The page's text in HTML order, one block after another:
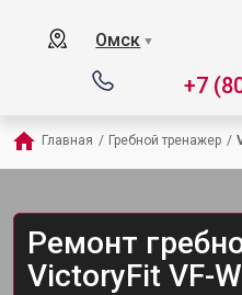
Омск ▼
+7
Главная / Гребной тренажер /
Ремонт
VictoryFit VF-